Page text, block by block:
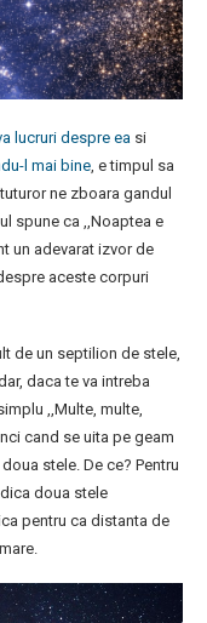
lucruri despre ea si
l mai bine, e timpul sa
ne zboara gandul
spune ca ,,Noaptea e
un adevarat izvor de
aceste corpuri
de un septilion de stele,
daca te va intreba
,,Multe, multe,
cand se uita pe geam
stele. De ce? Pentru
doua stele
pentru ca distanta de